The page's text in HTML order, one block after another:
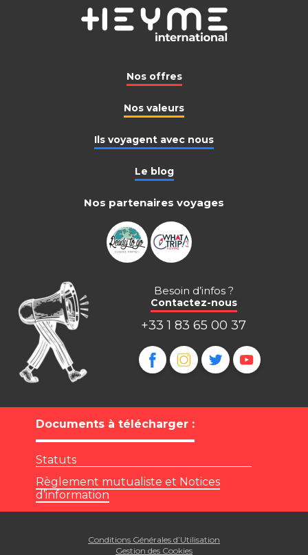
Nos offres
Nos valeurs
Ils voyagent avec nous
Le blog
Nos partenaires voyages
Besoin d’infos ?
Contactez-nous
+33 1 83 65 00 37
Documents à télécharger :
Statuts
Règlement mutualiste et Notices
d’information
Conditions Générales d’Utilisation
Gestion des Cookies